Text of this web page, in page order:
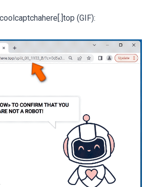
(GIF):